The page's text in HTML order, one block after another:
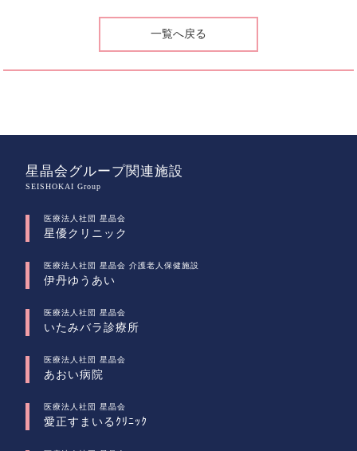
一覧へ戻る
星晶会グループ関連施設
SEISHOKAI Group
医療法人社団 星晶会
星優クリニック
医療法人社団 星晶会 介護老人保健施設
伊丹ゆうあい
医療法人社団 星晶会
いたみバラ診療所
医療法人社団 星晶会
あおい病院
医療法人社団 星晶会
愛正すまいるｸﾘﾆｯｸ